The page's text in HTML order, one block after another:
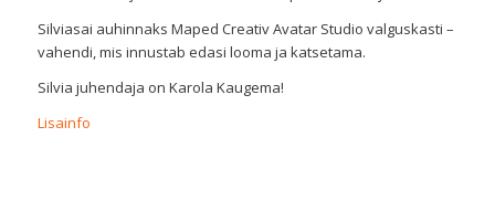
Silviasai auhinnaks Maped Creativ Avatar Studio valguskasti –
vahendi, mis innustab edasi looma ja katsetama.
Silvia juhendaja on Karola Kaugema!
Lisainfo